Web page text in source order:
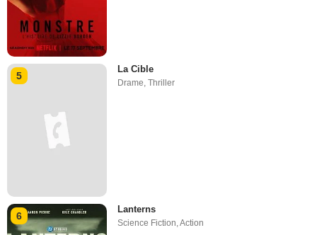
5
La Cible
Drame ,Thriller
6
Lanterns
Science Fiction,Action